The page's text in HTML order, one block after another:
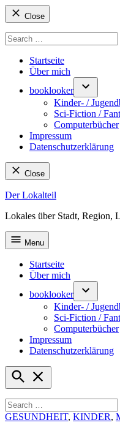
Close
for:
Startseite
Über mich
booklooker
Kinder- /
Sci-Fiction /
Computerbücher
Impressum
Datenschutzerklärung
Close
Skip
content
Der Lokalteil
Lokales über Stadt, Region,
Menu
Startseite
Über mich
booklooker
Kinder- /
Sci-Fiction /
Computerbücher
Impressum
Datenschutzerklärung
Open
Search
for:
POSTED
GESUNDHEIT, KINDER,